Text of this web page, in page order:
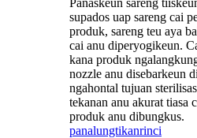
supados uap sareng cai
produk, sareng teu aya
cai anu diperyogikeun.
kana produk
nozzle anu disebarkeun
ngahontal tujuan
tekanan anu akurat tiasa
produk anu dibungkus.
panalungtikanrinci